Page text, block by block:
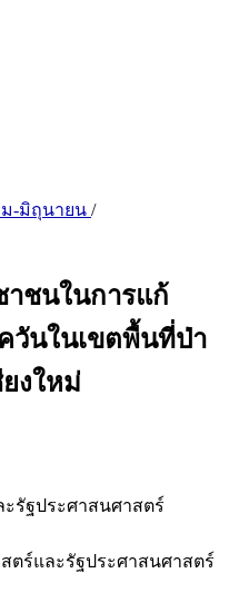
ม-มิถุนายน /
าชนในการแก้
วันในเขตพื้นที่ป่า
งใหม่
รัฐประศาสนศาสตร์
ตร์และรัฐประศาสนศาสตร์